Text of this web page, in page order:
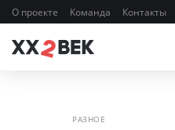
О проекте Команда Контакты
РАЗНОЕ